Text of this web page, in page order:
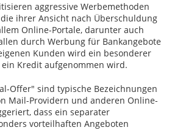
aggressive Werbemethoden
ihrer Ansicht nach Überschuldung
Online-Portale, darunter auch
durch Werbung für Bankangebote
Kunden wird ein besonderer
Kredit aufgenommen wird.
Offer" sind typische Bezeichnungen
Mail-Providern und anderen Online-
dass ein separater
vorteilhaften Angeboten